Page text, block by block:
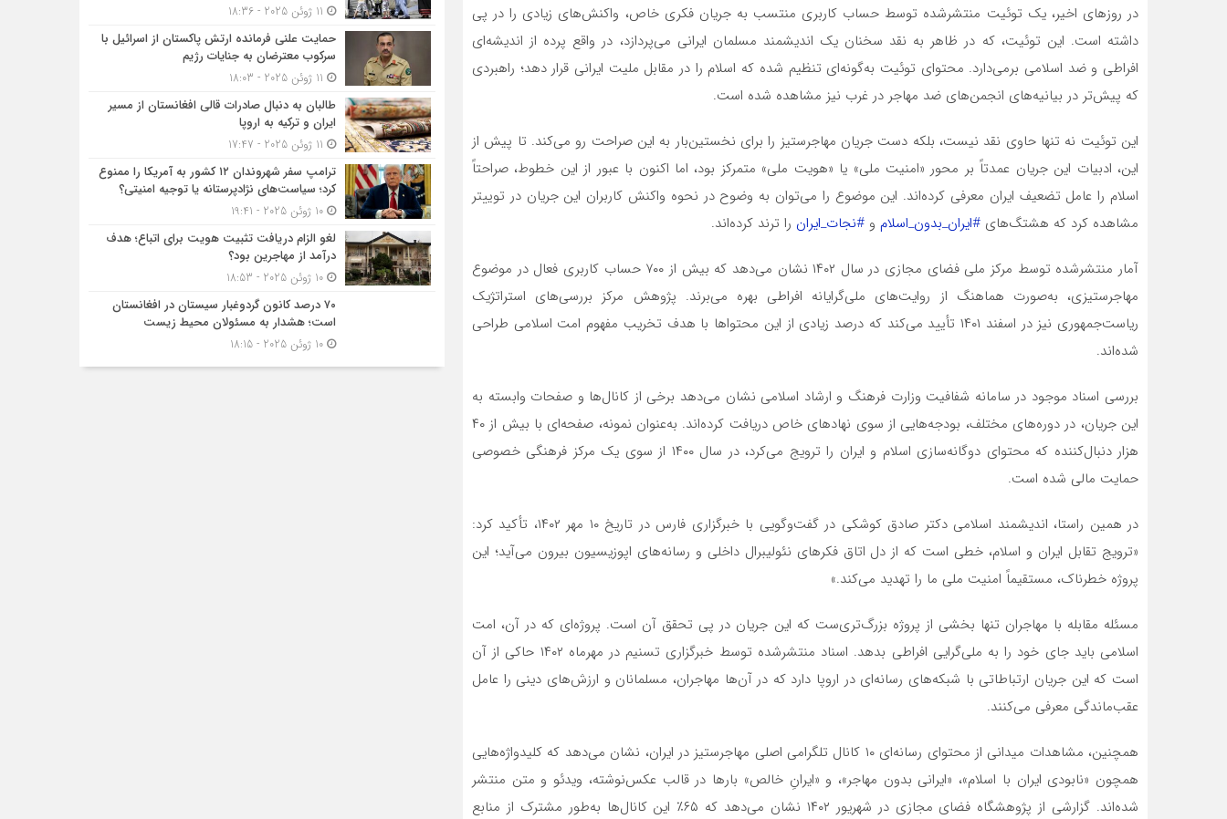
در روزهای اخیر، یک توئیت منتشرشده توسط حساب کاربری منتسب به جریان فکری خاص، واکنش‌های زیادی را در پی
داشته است. این توئیت، که در ظاهر به نقد سخنان یک اندیشمند مسلمان ایرانی می‌پردازد، در واقع پرده از اندیشه‌ای
افراطی و ضد اسلامی برمی‌دارد. محتوای توئیت به‌گونه‌ای تنظیم شده که اسلام را در مقابل ملیت ایرانی قرار دهد؛ راهبردی
که پیش‌تر در بیانیه‌های انجمن‌های ضد مهاجر در غرب نیز مشاهده شده است.
این توئیت نه تنها حاوی نقد نیست، بلکه دست جریان مهاجرستیز را برای نخستین‌بار به این صراحت رو می‌کند. تا پیش از
این، ادبیات این جریان عمدتاً بر محور «امنیت ملی» یا «هویت ملی» متمرکز بود، اما اکنون با عبور از این خطوط، صراحتاً
اسلام را عامل تضعیف ایران معرفی کرده‌اند. این موضوع را می‌توان به وضوح در نحوه واکنش کاربران این جریان در توییتر
مشاهده کرد که هشتگ‌های #ایران_بدون_اسلام و #نجات_ایران را ترند کرده‌اند.
آمار منتشرشده توسط مرکز ملی فضای مجازی در سال ۱۴۰۲ نشان می‌دهد که بیش از ۷۰۰ حساب کاربری فعال در موضوع
مهاجرستیزی، به‌صورت هماهنگ از روایت‌های ملی‌گرایانه افراطی بهره می‌برند. پژوهش مرکز بررسی‌های استراتژیک
ریاست‌جمهوری نیز در اسفند ۱۴۰۱ تأیید می‌کند که درصد زیادی از این محتواها با هدف تخریب مفهوم امت اسلامی طراحی
شده‌اند.
بررسی اسناد موجود در سامانه شفافیت وزارت فرهنگ و ارشاد اسلامی نشان می‌دهد برخی از کانال‌ها و صفحات وابسته به
این جریان، در دوره‌های مختلف، بودجه‌هایی از سوی نهادهای خاص دریافت کرده‌اند. به‌عنوان نمونه، صفحه‌ای با بیش از ۴۰
هزار دنبال‌کننده که محتوای دوگانه‌سازی اسلام و ایران را ترویج می‌کرد، در سال ۱۴۰۰ از سوی یک مرکز فرهنگی خصوصی
حمایت مالی شده است.
در همین راستا، اندیشمند اسلامی دکتر صادق کوشکی در گفت‌وگویی با خبرگزاری فارس در تاریخ ۱۰ مهر ۱۴۰۲، تأکید کرد:
«ترویج تقابل ایران و اسلام، خطی است که از دل اتاق فکرهای نئولیبرال داخلی و رسانه‌های اپوزیسیون بیرون می‌آید؛ این
پروژه خطرناک، مستقیماً امنیت ملی ما را تهدید می‌کند.»
مسئله مقابله با مهاجران تنها بخشی از پروژه بزرگ‌تری‌ست که این جریان در پی تحقق آن است. پروژه‌ای که در آن، امت
اسلامی باید جای خود را به ملی‌گرایی افراطی بدهد. اسناد منتشرشده توسط خبرگزاری تسنیم در مهرماه ۱۴۰۲ حاکی از آن
است که این جریان ارتباطاتی با شبکه‌های رسانه‌ای در اروپا دارد که در آن‌ها مهاجران، مسلمانان و ارزش‌های دینی را عامل
عقب‌ماندگی معرفی می‌کنند.
همچنین، مشاهدات میدانی از محتوای رسانه‌ای ۱۰ کانال تلگرامی اصلی مهاجرستیز در ایران، نشان می‌دهد که کلیدواژه‌هایی
همچون «نابودی ایران با اسلام»، «ایرانی بدون مهاجر»، و «ایرانِ خالص» بارها در قالب عکس‌نوشته، ویدئو و متن منتشر
شده‌اند. گزارشی از پژوهشگاه فضای مجازی در شهریور ۱۴۰۲ نشان می‌دهد که ۶۵٪ این کانال‌ها به‌طور مشترک از منابع
حمایت علنی فرمانده ارتش پاکستان از اسرائیل با
سرکوب معترضان به جنایات رژیم
طالبان به دنبال صادرات قالی افغانستان از مسیر
ایران و ترکیه به اروپا
ترامپ سفر شهروندان ۱۲ کشور به آمریکا را ممنوع
کرد؛ سیاست‌های نژادپرستانه یا توجیه امنیتی؟
10 ژوئن 2025 - 19:41
لغو الزام دریافت تثبیت هویت برای اتباع؛ هدف
درآمد از مهاجرین بود؟
10 ژوئن 2025 - 18:53
۷۰ درصد کانون گردوغبار سیستان در افغانستان
است؛ هشدار به مسئولان محیط زیست
10 ژوئن 2025 - 18:15